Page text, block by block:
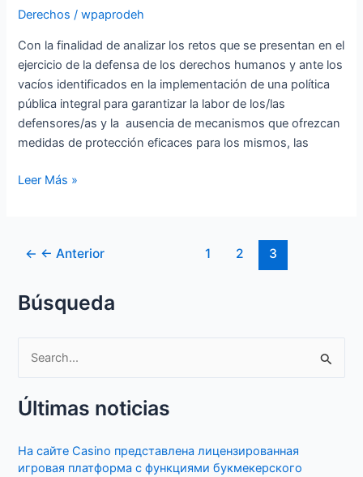
Derechos /wpaprodeh
Con la finalidad de analizar los retos que se presentan en el
ejercicio de la defensa de los derechos humanos y ante los
vacíos identificados en la implementación de una política
pública integral para garantizar la labor de los/las
defensores/as y la ausencia de mecanismos que ofrezcan
medidas de protección eficaces para los mismos, las
Leer Más »
← ← Anterior 1 2 3
Búsqueda
a
c
Últimas noticias
На сайте Casino представлена лицензированная
игровая платформа с функциями букмекерского